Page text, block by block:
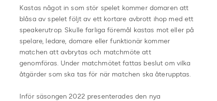
Kastas något in som stör spelet kommer domaren att
blåsa av spelet följt av ett kortare avbrott ihop med ett
speakerutrop. Skulle farliga föremål kastas mot eller på
spelare, ledare, domare eller funktionär kommer
matchen att avbrytas och matchmöte att
genomföras. Under matchmötet fattas beslut om vilka
åtgärder som ska tas för när matchen ska återupptas.
Inför säsongen 2022 presenterades den nya